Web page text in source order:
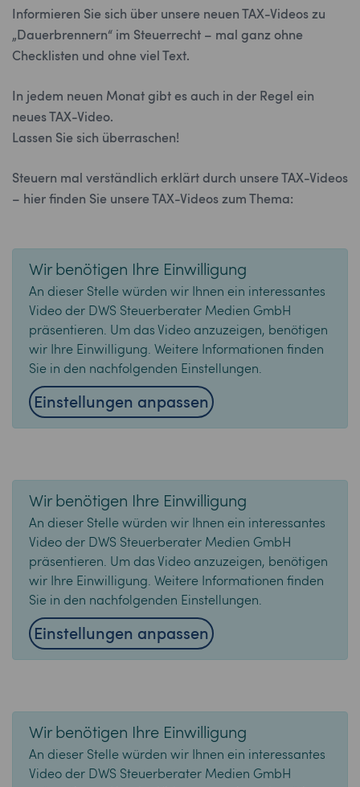
Informieren Sie sich über unsere neuen TAX-Videos zu
„Dauerbrennern“ im Steuerrecht – mal ganz ohne
Checklisten und ohne viel Text.
In jedem neuen Monat gibt es auch in der Regel ein
neues TAX-Video.
Lassen Sie sich überraschen!
Steuern mal verständlich erklärt durch unsere TAX-Videos
– hier finden Sie unsere TAX-Videos zum Thema:
Wir benötigen Ihre Einwilligung
An dieser Stelle würden wir Ihnen ein interessantes
Video der DWS Steuerberater Medien GmbH
präsentieren. Um das Video anzuzeigen, benötigen
wir Ihre Einwilligung. Weitere Informationen finden
Sie in den nachfolgenden Einstellungen.
Einstellungen anpassen
Wir benötigen Ihre Einwilligung
An dieser Stelle würden wir Ihnen ein interessantes
Video der DWS Steuerberater Medien GmbH
präsentieren. Um das Video anzuzeigen, benötigen
wir Ihre Einwilligung. Weitere Informationen finden
Sie in den nachfolgenden Einstellungen.
Einstellungen anpassen
Wir benötigen Ihre Einwilligung
An dieser Stelle würden wir Ihnen ein interessantes
Video der DWS Steuerberater Medien GmbH